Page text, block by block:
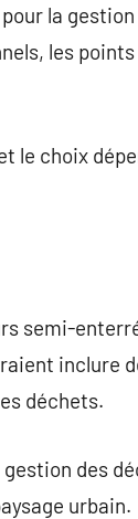
la
les
le choix
semi-
inclure
déchets.
des
urbain.